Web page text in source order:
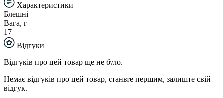
Характеристики
Блешні
Вага, г
17
Відгуки
Відгуків про цей товар ще не було.
Немає відгуків про цей товар, станьте першим, залиште свій
відгук.